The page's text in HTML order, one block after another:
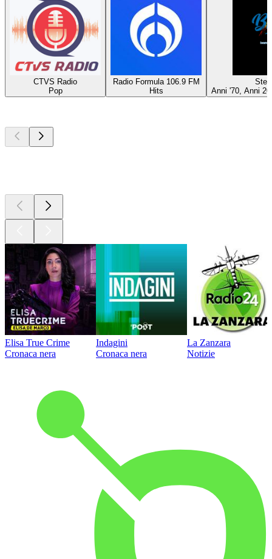
CTVS Radio
Pop
Radio Formula 106.9 FM
Hits
Anni '70, Anni
Elisa True Crime
Cronaca nera
Indagini
Cronaca nera
La Zanzara
Notizie